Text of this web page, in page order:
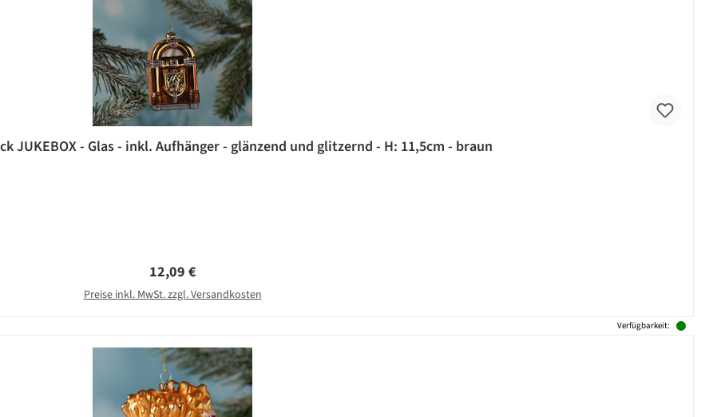
JUKEBOX - Glas - inkl. Aufhänger - glänzend und glitzernd - H: 11,5cm - braun
Regulärer Preis:
12,09 €
Preise inkl. MwSt. zzgl. Versandkosten
Verfügbarkeit: